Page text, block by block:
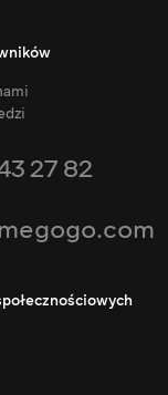
27 82